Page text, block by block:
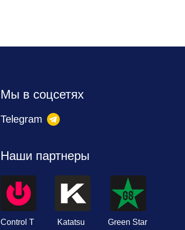
Мы в соцсетях
Telegram
Control T Katatsu Green Star
Наши партнеры